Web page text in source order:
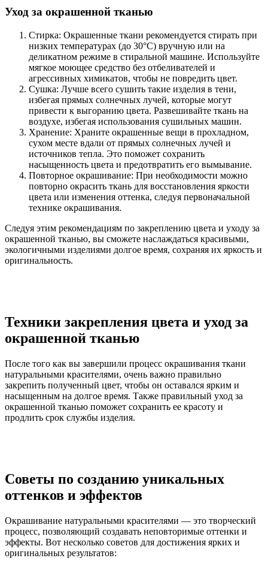
Уход за окрашенной тканью
Стирка: Окрашенные ткани рекомендуется стирать при
низких температурах (до 30°C) вручную или на
деликатном режиме в стиральной машине. Используйте
мягкое моющее средство без отбеливателей и
агрессивных химикатов, чтобы не повредить цвет.
Сушка: Лучше всего сушить такие изделия в тени,
избегая прямых солнечных лучей, которые могут
привести к выгоранию цвета. Развешивайте ткань на
воздухе, избегая использования сушильных машин.
Хранение: Храните окрашенные вещи в прохладном,
сухом месте вдали от прямых солнечных лучей и
источников тепла. Это поможет сохранить
насыщенность цвета и предотвратить его вымывание.
Повторное окрашивание: При необходимости можно
повторно окрасить ткань для восстановления яркости
цвета или изменения оттенка, следуя первоначальной
технике окрашивания.
Следуя этим рекомендациям по закреплению цвета и уходу за
окрашенной тканью, вы сможете наслаждаться красивыми,
экологичными изделиями долгое время, сохраняя их яркость и
оригинальность.
Техники закрепления цвета и уход за
окрашенной тканью
После того как вы завершили процесс окрашивания ткани
натуральными красителями, очень важно правильно
закрепить полученный цвет, чтобы он оставался ярким и
насыщенным на долгое время. Также правильный уход за
окрашенной тканью поможет сохранить ее красоту и
продлить срок службы изделия.
Советы по созданию уникальных
оттенков и эффектов
Окрашивание натуральными красителями — это творческий
процесс, позволяющий создавать неповторимые оттенки и
эффекты. Вот несколько советов для достижения ярких и
оригинальных результатов: